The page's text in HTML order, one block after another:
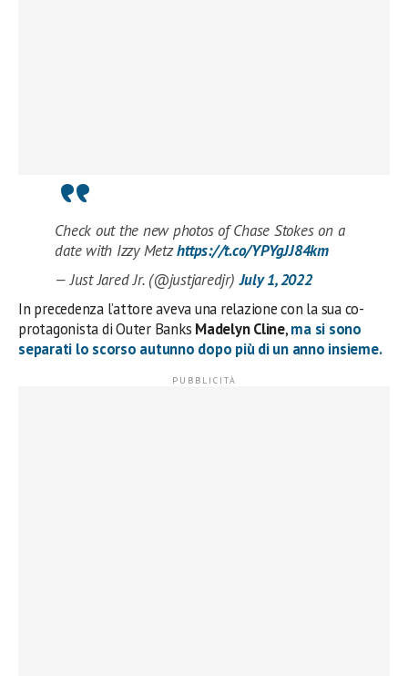
Check out the new photos of Chase Stokes on a
date with Izzy Metzhttps://t.co/YPYgJJ84km
— Just Jared Jr. (@justjaredjr)July 1, 2022
In precedenza l’attore aveva una relazione con la sua co-
protagonista di Outer Banks Madelyn Cline,ma si sono
separati lo scorso autunno dopo più di un anno insieme.